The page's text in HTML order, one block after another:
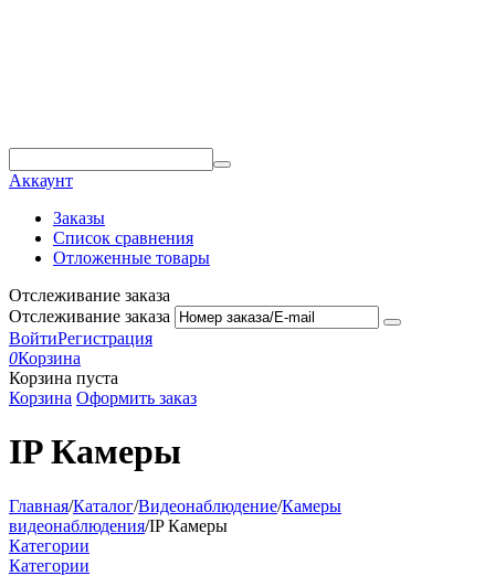
Аккаунт
Заказы
Список сравнения
Отложенные товары
Отслеживание заказа
Отслеживание заказа
ВойтиРегистрация
0Корзина
Корзина пуста
Корзина Оформить заказ
IP Камеры
Главная/Каталог/Видеонаблюдение/Камеры
видеонаблюдения/IP Камеры
Категории
Категории